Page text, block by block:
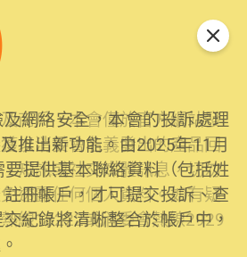
商戶，本會僅於官方網站發
以消委會名義發出的產品回
短訊或社交媒體訊息，切勿
透露任何個人資料。如有疑
線18222或消委會熱線2929
網絡安全，本會的投訴處理
推出新功能。由2025年11月
提供基本聯絡資料（包括姓
冊帳戶，才可提交投訴、查
紀錄將清晰整合於帳戶中，
關閉